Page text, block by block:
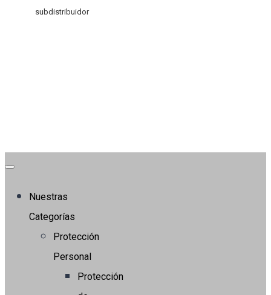
subdistribuidor
Nuestras
Categorías
Protección
Personal
Protección